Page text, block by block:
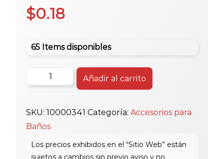
$0.18
65 Items disponibles
Red
3/4
X
1/2
Añadir al carrito
SKU: 10000341 Categoría: Accesorios para
Baños